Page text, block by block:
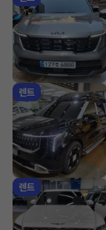
렌트
렌트